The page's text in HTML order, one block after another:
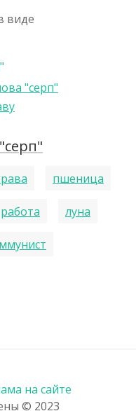
виде
"серп"
пшеница
работа луна
на сайте
© 2023